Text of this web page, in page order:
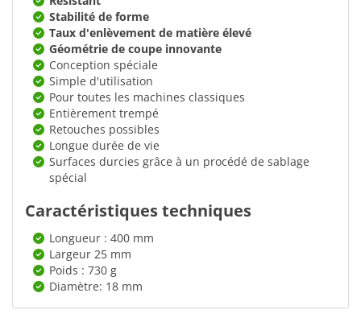
Stabilité de forme
Taux d'enlèvement de matière élevé
Géométrie de coupe innovante
Conception spéciale
Simple d'utilisation
Pour toutes les machines classiques
Entièrement trempé
Retouches possibles
Longue durée de vie
Surfaces durcies grâce à un procédé de sablage
spécial
Caractéristiques techniques
Longueur : 400 mm
Largeur 25 mm
Poids : 730 g
Diamètre: 18 mm